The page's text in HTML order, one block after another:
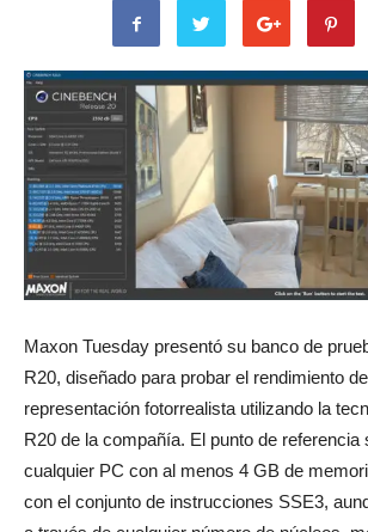
Maxon Tuesday presentó su banco de
R20, diseñado para probar el rendimiento
representación fotorrealista utilizando la
R20 de la compañía. El punto de referencia
cualquier PC con al menos 4 GB de
con el conjunto de instrucciones SSE3,